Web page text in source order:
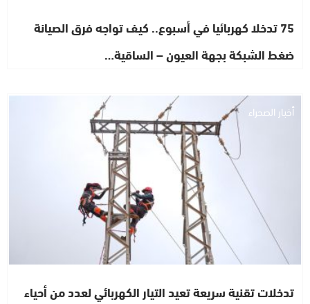
75 تدخلا كهربائيا في أسبوع.. كيف تواجه فرق الصيانة
ضغط الشبكة بجهة العيون – الساقية…
أخبار الصحراء
تدخلات تقنية سريعة تعيد التيار الكهربائي لعدد من أحياء